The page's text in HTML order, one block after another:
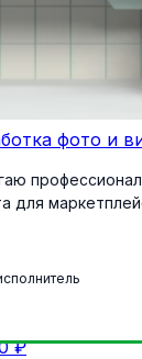
фото и
для
₽